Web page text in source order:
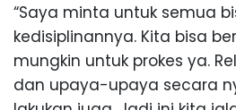
“Saya minta untuk semua
kedisiplinannya. Kita bisa
mungkin untuk prokes ya.
dan upaya-upaya secara